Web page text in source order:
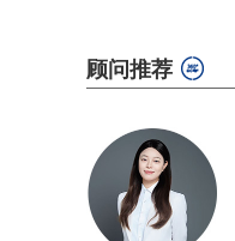
顾问推荐